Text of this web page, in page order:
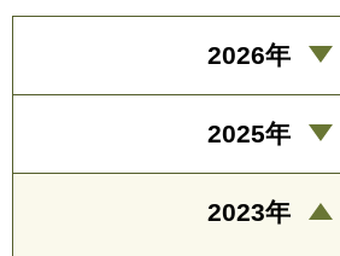
2026年
2025年
2023年